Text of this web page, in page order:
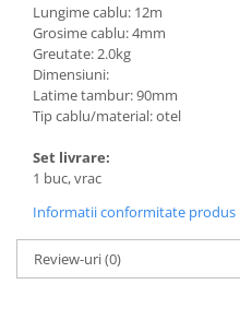
Scule electrice
Ciocane rotopercutoare
Ciocane demolatoare
Masini de gaurit
Masini de insurubat
Masini de insurubat cu impact
Polizoare
Ferastraie electrice
Lungime cablu: 12m
Grosime cablu: 4mm
Greutate: 2.0kg
Dimensiuni:
Latime tambur: 90mm
Tip cablu/material: otel
Set livrare:
1 buc, vrac
Informatii conformitate produs
Review-uri(0)